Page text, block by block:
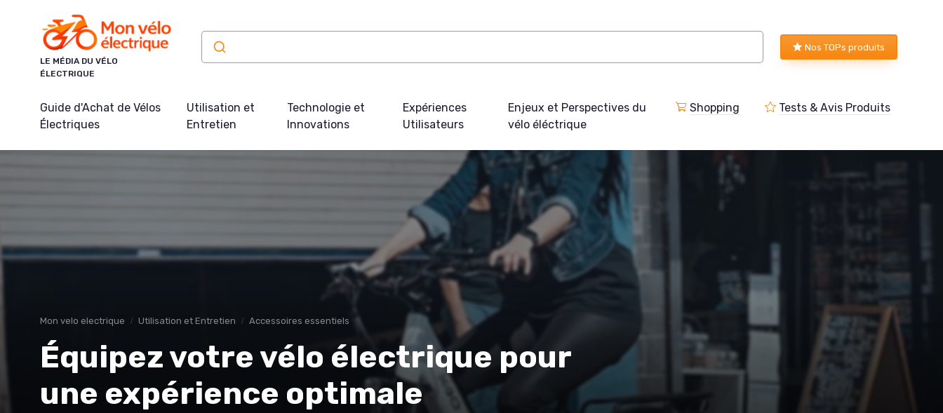
LE MÉDIA DU VÉLO
ÉLECTRIQUE
Nos TOPs produits
Guide d'Achat de Vélos
Électriques
Utilisation et
Entretien
Technologie et
Innovations
Expériences
Utilisateurs
Enjeux et Perspectives du
vélo éléctrique
Shopping Tests & Avis Produits
Mon velo electrique Utilisation et Entretien Accessoires essentiels
Équipez votre vélo électrique pour
une expérience optimale